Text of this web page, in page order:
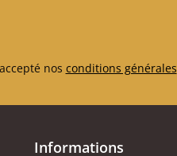
nos conditions générales
Informations